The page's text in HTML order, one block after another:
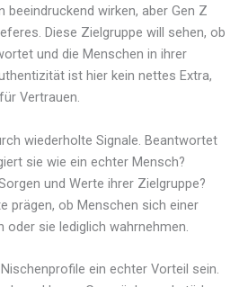
beeindruckend wirken, aber Gen Z
Diese Zielgruppe will sehen, ob
und die Menschen in ihrer
ist hier kein nettes Extra,
Vertrauen.
wiederholte Signale. Beantwortet
sie wie ein echter Mensch?
und Werte ihrer Zielgruppe?
prägen, ob Menschen sich einer
oder sie lediglich wahrnehmen.
ein echter Vorteil sein.